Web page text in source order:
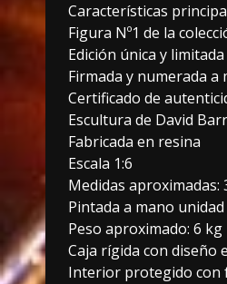
Características
Figura Nº1 de la
Edición única y
Firmada y numerada
Certificado de
Escultura de David
Fabricada en resina
Escala 1:6
Medidas aproximadas:
Pintada a mano
Peso aproximado: 6 kg
Caja rígida con diseño
Interior protegido con